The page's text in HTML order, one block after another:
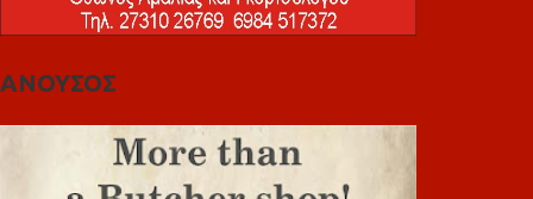
ΑΝΟΥΣΟΣ